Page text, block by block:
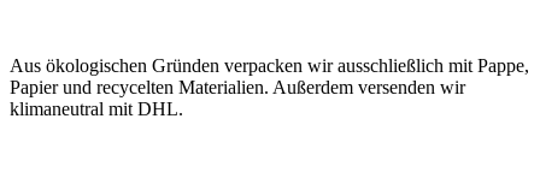
Aus ökologischen Gründen verpacken wir ausschließlich mit Pappe,
Papier und recycelten Materialien. Außerdem versenden wir
klimaneutral mit DHL.